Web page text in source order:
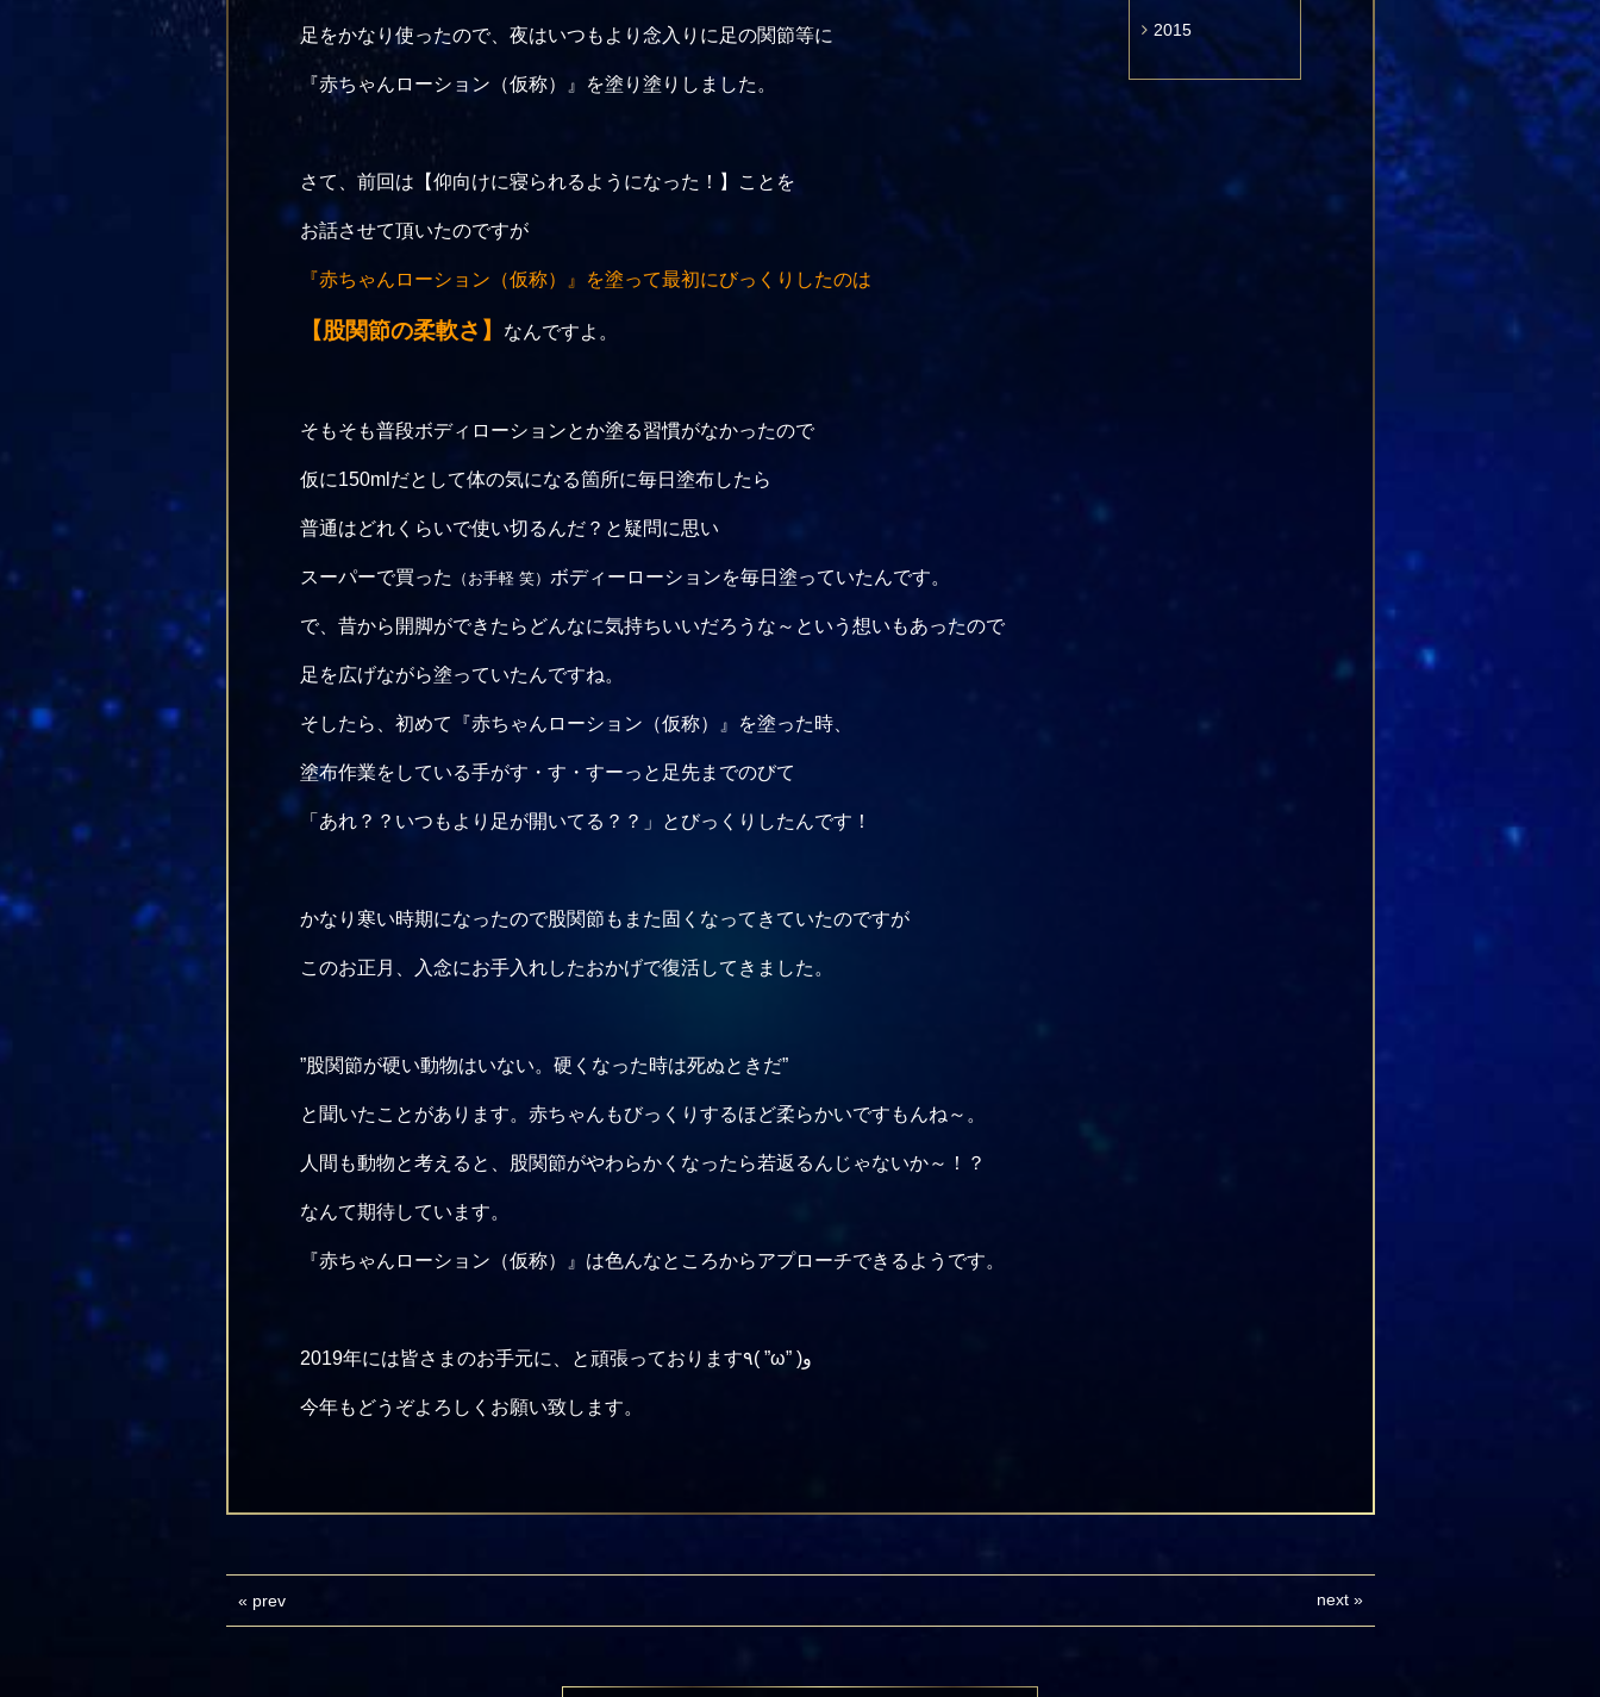
足をかなり使ったので、夜はいつもより念入りに足の関節等に
『赤ちゃんローション（仮称）』を塗り塗りしました。
さて、前回は【仰向けに寝られるようになった！】ことを
お話させて頂いたのですが
『赤ちゃんローション（仮称）』を塗って最初にびっくりしたのは
【股関節の柔軟さ】 なんですよ。
そもそも普段ボディローションとか塗る習慣がなかったので
仮に150mlだとして体の気になる箇所に毎日塗布したら
普通はどれくらいで使い切るんだ？と疑問に思い
スーパーで買った （お手軽 笑） ボディーローションを毎日塗っていたんです。
で、昔から開脚ができたらどんなに気持ちいいだろうな～という想いもあったので
足を広げながら塗っていたんですね。
そしたら、初めて『赤ちゃんローション（仮称）』を塗った時、
塗布作業をしている手がす・す・すーっと足先までのびて
「あれ？？いつもより足が開いてる？？」とびっくりしたんです！
かなり寒い時期になったので股関節もまた固くなってきていたのですが
このお正月、入念にお手入れしたおかげで復活してきました。
”股関節が硬い動物はいない。硬くなった時は死ぬときだ”
と聞いたことがあります。赤ちゃんもびっくりするほど柔らかいですもんね～。
人間も動物と考えると、股関節がやわらかくなったら若返るんじゃないか～！？
なんて期待しています。
『赤ちゃんローション（仮称）』は色んなところからアプローチできるようです。
2019年には皆さまのお手元に、と頑張っております٩( ”ω” )و
今年もどうぞよろしくお願い致します。
2015
« prev next»